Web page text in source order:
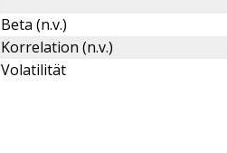
Beta (n.v.)
Korrelation (n.v.)
Volatilität